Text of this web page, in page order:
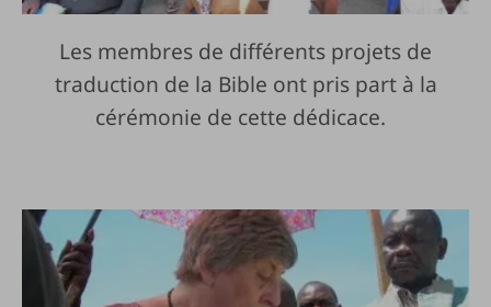
Les membres de différents projets de
traduction de la Bible ont pris part à la
cérémonie de cette dédicace.